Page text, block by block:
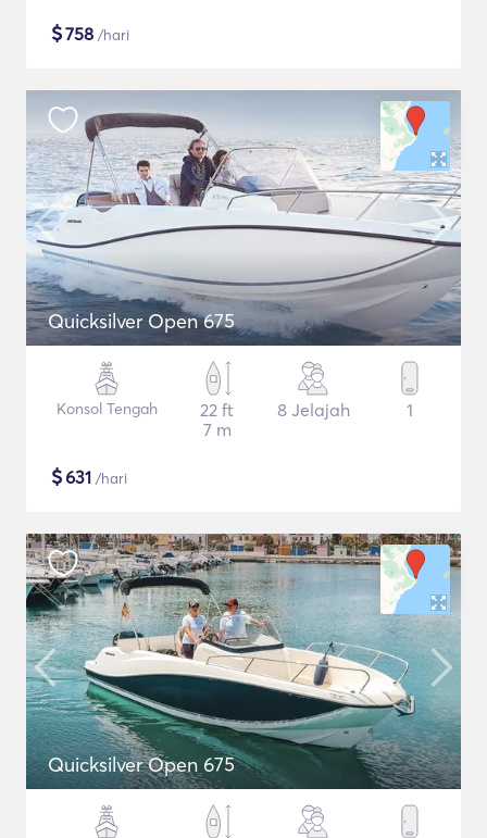
$758 /hari
Quicksilver Open 675
Konsol Tengah
22 ft
7 m
8 Jelajah 1
$631 /hari
Quicksilver Open 675